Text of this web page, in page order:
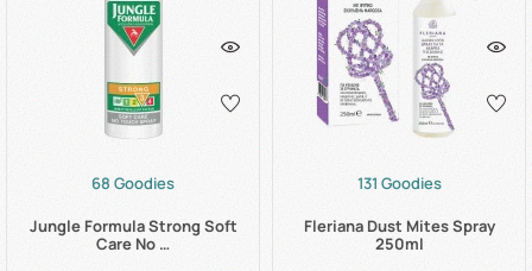
68 Goodies
Jungle Formula Strong Soft
Care No …
131 Goodies
Fleriana Dust Mites Spray
250ml